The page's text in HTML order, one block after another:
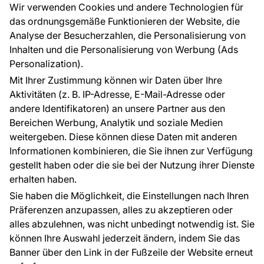
Wir verwenden Cookies und andere Technologien für
das ordnungsgemäße Funktionieren der Website, die
Analyse der Besucherzahlen, die Personalisierung von
Inhalten und die Personalisierung von Werbung (Ads
Personalization).
Mit Ihrer Zustimmung können wir Daten über Ihre
Aktivitäten (z. B. IP-Adresse, E-Mail-Adresse oder
andere Identifikatoren) an unsere Partner aus den
Bereichen Werbung, Analytik und soziale Medien
weitergeben. Diese können diese Daten mit anderen
Informationen kombinieren, die Sie ihnen zur Verfügung
gestellt haben oder die sie bei der Nutzung ihrer Dienste
erhalten haben.
Sie haben die Möglichkeit, die Einstellungen nach Ihren
Präferenzen anzupassen, alles zu akzeptieren oder
alles abzulehnen, was nicht unbedingt notwendig ist. Sie
können Ihre Auswahl jederzeit ändern, indem Sie das
Banner über den Link in der Fußzeile der Website erneut
Großhandel
Raumvisualisierung
Tapetenmuster
FÜR SIE
Blog
EU-Projekte
Ratschläge und Tipps
FAQ
ÜBER DAS UNTERNEHMEN
Kontakt
Haben Sie Fragen? Wir helfen Ihnen gerne weiter
und beraten Sie persönlich.
+49 781 95633072
service@tapeteneshop.de